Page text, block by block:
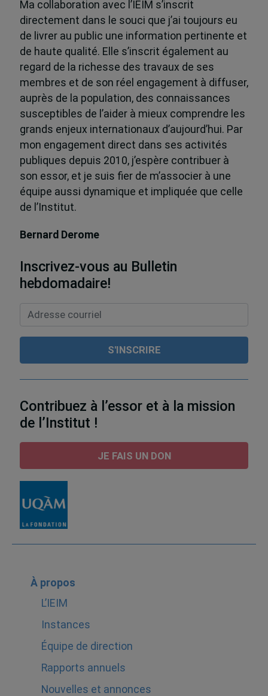
Ma collaboration avec l’IEIM s’inscrit
directement dans le souci que j’ai toujours eu
de livrer au public une information pertinente et
de haute qualité. Elle s’inscrit également au
regard de la richesse des travaux de ses
membres et de son réel engagement à diffuser,
auprès de la population, des connaissances
susceptibles de l’aider à mieux comprendre les
grands enjeux internationaux d’aujourd’hui. Par
mon engagement direct dans ses activités
publiques depuis 2010, j’espère contribuer à
son essor, et je suis fier de m’associer à une
équipe aussi dynamique et impliquée que celle
de l’Institut.
Bernard Derome
Inscrivez-vous au Bulletin
hebdomadaire!
Contribuez à l’essor et à la mission
de l’Institut !
JE FAIS UN DON
À propos
L’IEIM
Instances
Équipe de direction
Rapports annuels
Nouvelles et annonces